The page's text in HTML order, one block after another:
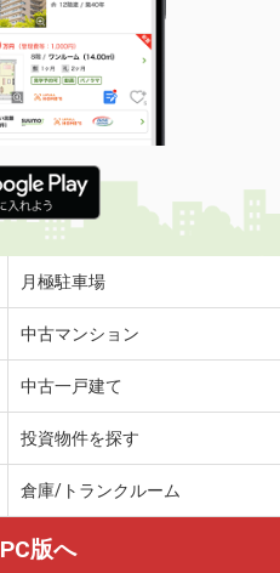
月極駐車場
中古マンション
中古一戸建て
投資物件を探す
倉庫/トランクルーム
PC版へ